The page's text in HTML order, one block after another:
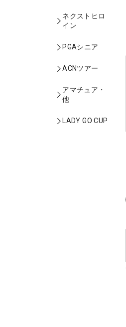
ネクストヒロ
イン
PGAシニア
ACNツアー
アマチュア・
他
LADY GO CUP